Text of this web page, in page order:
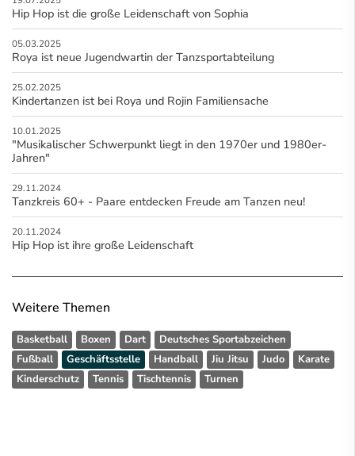
Hip Hop ist die große Leidenschaft von Sophia
05.03.2025
Roya ist neue Jugendwartin der Tanzsportabteilung
25.02.2025
Kindertanzen ist bei Roya und Rojin Familiensache
10.01.2025
"Musikalischer Schwerpunkt liegt in den 1970er und 1980er-
Jahren"
29.11.2024
Tanzkreis 60+ - Paare entdecken Freude am Tanzen neu!
20.11.2024
Hip Hop ist ihre große Leidenschaft
Weitere Themen
Basketball Boxen Dart
Deutsches Sportabzeichen
Fußball
Geschäftsstelle Handball Jiu Jitsu Judo
Karate
Kinderschutz
Tennis Tischtennis Turnen